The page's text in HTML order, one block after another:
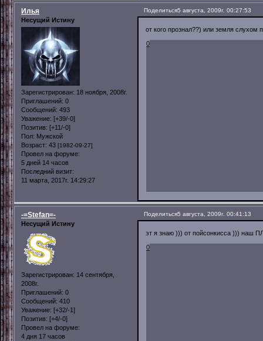
Поделиться5 августа, 2009г. 00:27:53
Илья
Несущий Истину
Зарегистрирован: 18 ноября, 2008г.
Приглашений: 0
Сообщений: 493
Уважение: [+39/-0]
Позитив: [+11/-0]
Пол: Мужской
Возраст: 43 [1982-09-27]
Провел на форуме:
5 дней 14 часов
Последний визит:
11 марта, 2017г. 14:29:27
от кого прознал??) или земля слухом
0
Поделиться5 августа, 2009г. 00:41:13
-=Stefan=-
Несущий Истину
Зарегистрирован: 14 сентября,
2008г.
Приглашений: 0
Сообщений: 410
Уважение: [+32/-1]
Позитив: [+4/-0]
Провел на форуме:
4 дня 17 часов
эт я знаю ))) от пойсонкисса ))) наш
0